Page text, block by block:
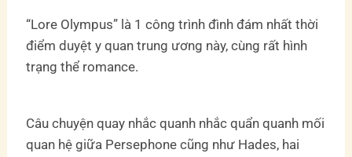
“Lore Olympus” là 1 công trình đình đám nhất thời
điểm duyệt y quan trung ương này, cùng rất hình
trạng thể romance.
Câu chuyện quay nhắc quanh nhắc quẩn quanh mối
quan hệ giữa Persephone cũng như Hades, hai